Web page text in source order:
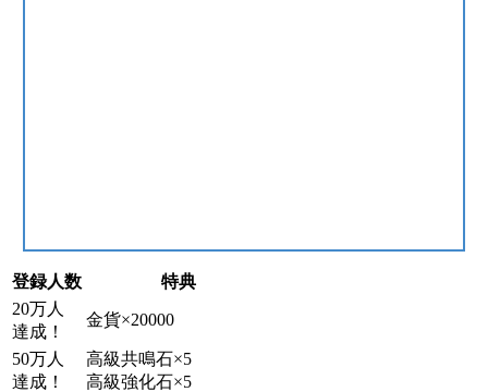
登録人数
特典
20万人
達成！
金貨×20000
50万人
達成！
高級共鳴石×5
高級強化石×5